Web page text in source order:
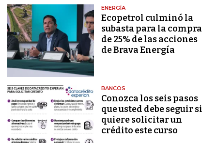
ENERGÍA
Ecopetrol culminó la
subasta para la compra
de 25% de las acciones
de Brava Energía
BANCOS
Conozca los seis pasos
que usted debe seguir si
quiere solicitar un
crédito este curso